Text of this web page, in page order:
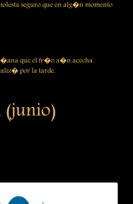
seguro que en alg�n momento
que el fr�o a�n acecha.
por la tarde.
(junio)